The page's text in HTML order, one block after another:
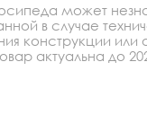
может
в случае
конструкции или
актуальна до